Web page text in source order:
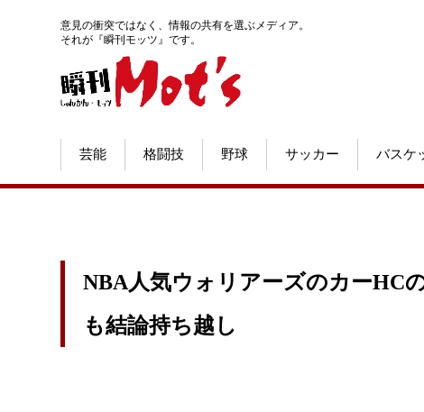
意見の衝突ではなく、情報の共有を選ぶメディア。
それが『瞬刊モッツ』です。
芸能 格闘技 野球 サッカー バスケ
NBA人気ウォリアーズのカーHC
も結論持ち越し